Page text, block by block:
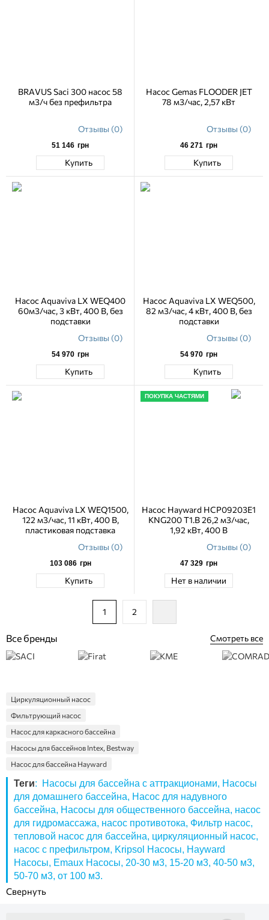
BRAVUS Saci 300 насос 58
м3/ч без префильтра
Отзывы (0)
51 146 грн
Купить
Насос Gemas FLOODER JET
78 м3/час, 2,57 кВт
Отзывы (0)
46 271 грн
Купить
Насос Aquaviva LX WEQ400
60м3/час, 3 кВт, 400 В, без
подставки
Отзывы (0)
54 970 грн
Купить
Насос Aquaviva LX WEQ500,
82 м3/час, 4 кВт, 400 В, без
подставки
Отзывы (0)
54 970 грн
Купить
Насос Aquaviva LX WEQ1500,
122 м3/час, 11 кВт, 400 В,
пластиковая подставка
Отзывы (0)
103 086 грн
Купить
ПОКУПКА ЧАСТЯМИ
Насос Hayward HCP09203E1
KNG200 T1.B 26,2 м3/час,
1,92 кВт, 400 В
Отзывы (0)
47 329 грн
Нет в наличии
1 2
Все бренды Смотреть все
Циркуляционный насос
Фильтрующий насос
Насос для каркасного бассейна
Насосы для бассейнов Intex, Bestway
Насос для бассейна Hayward
Дренажный насос для бассейна
Запчасти к насосам для бассейнов
Emaux насосы
Emaux SS033
Emaux SS075
Насосы для бассейна с аттракционами
Насосы для домашнего бассейна
Теги: Насосы для бассейна с аттракционами, Насосы
для домашнего бассейна, Насос для надувного
бассейна, Насосы для общественного бассейна, насос
для гидромассажа, насос противотока, Фильтр насос,
тепловой насос для бассейна, циркуляционный насос,
насос с префильтром, Kripsol Насосы, Hayward
Насосы, Emaux Насосы, 20-30 м3, 15-20 м3, 40-50 м3,
50-70 м3, от 100 м3.